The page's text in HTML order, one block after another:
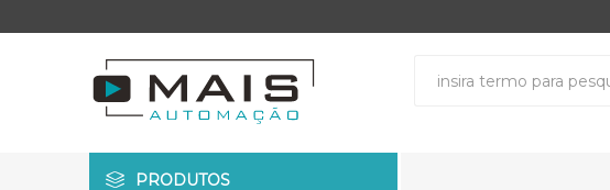
PRODUTOS